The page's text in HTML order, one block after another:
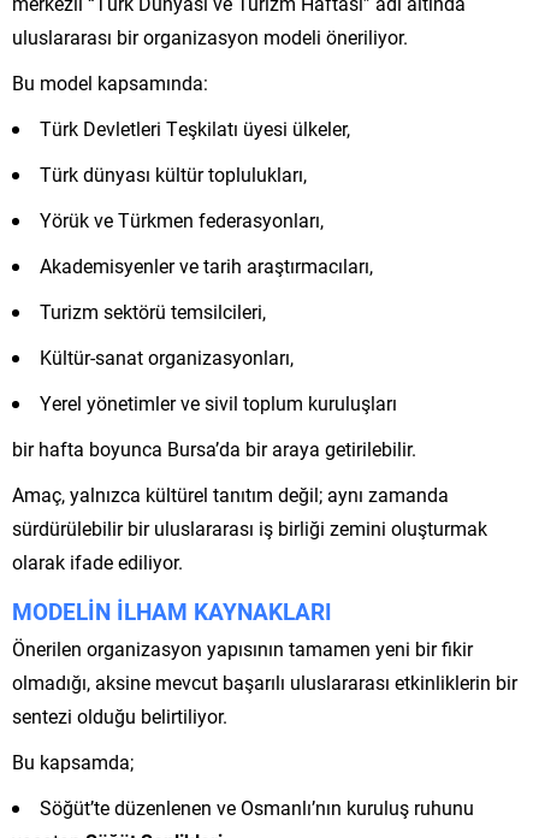
uluslararası bir organizasyon modeli öneriliyor.
Bu model kapsamında:
Türk Devletleri Teşkilatı üyesi ülkeler,
Türk dünyası kültür toplulukları,
Yörük ve Türkmen federasyonları,
Akademisyenler ve tarih araştırmacıları,
Turizm sektörü temsilcileri,
Kültür-sanat organizasyonları,
Yerel yönetimler ve sivil toplum kuruluşları
bir hafta boyunca Bursa’da bir araya getirilebilir.
Amaç, yalnızca kültürel tanıtım değil; aynı zamanda
sürdürülebilir bir uluslararası iş birliği zemini oluşturmak
olarak ifade ediliyor.
MODELİN İLHAM KAYNAKLARI
Önerilen organizasyon yapısının tamamen yeni bir fikir
olmadığı, aksine mevcut başarılı uluslararası etkinliklerin bir
sentezi olduğu belirtiliyor.
Bu kapsamda;
Söğüt’te düzenlenen ve Osmanlı’nın kuruluş ruhunu